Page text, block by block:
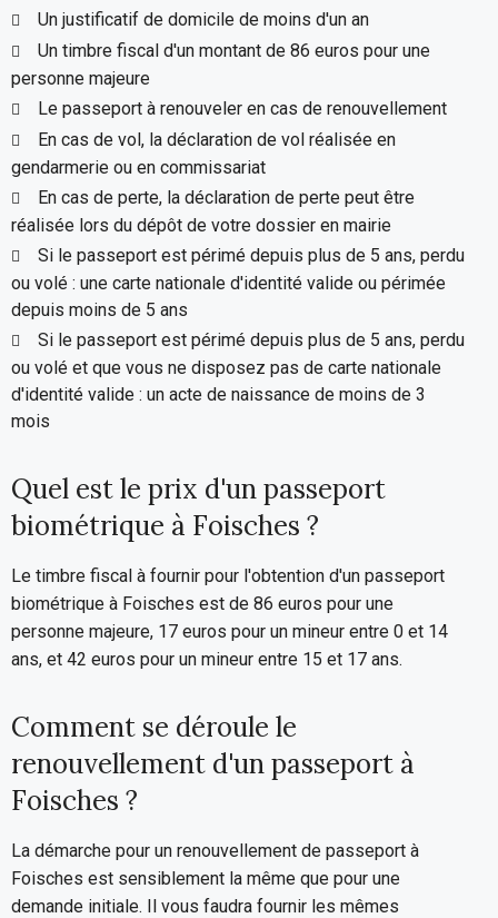
Un justificatif de domicile de moins d'un an
Un timbre fiscal d'un montant de 86 euros pour une
personne majeure
Le passeport à renouveler en cas de renouvellement
En cas de vol, la déclaration de vol réalisée en
gendarmerie ou en commissariat
En cas de perte, la déclaration de perte peut être
réalisée lors du dépôt de votre dossier en mairie
Si le passeport est périmé depuis plus de 5 ans, perdu
ou volé : une carte nationale d'identité valide ou périmée
depuis moins de 5 ans
Si le passeport est périmé depuis plus de 5 ans, perdu
ou volé et que vous ne disposez pas de carte nationale
d'identité valide : un acte de naissance de moins de 3
mois
Quel est le prix d'un passeport
biométrique à Foisches ?
Le timbre fiscal à fournir pour l'obtention d'un passeport
biométrique à Foisches est de 86 euros pour une
personne majeure, 17 euros pour un mineur entre 0 et 14
ans, et 42 euros pour un mineur entre 15 et 17 ans.
Comment se déroule le
renouvellement d'un passeport à
Foisches ?
La démarche pour un renouvellement de passeport à
Foisches est sensiblement la même que pour une
demande initiale. Il vous faudra fournir les mêmes